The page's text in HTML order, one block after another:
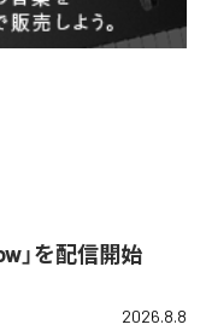
」を配信開始
2026.8.8